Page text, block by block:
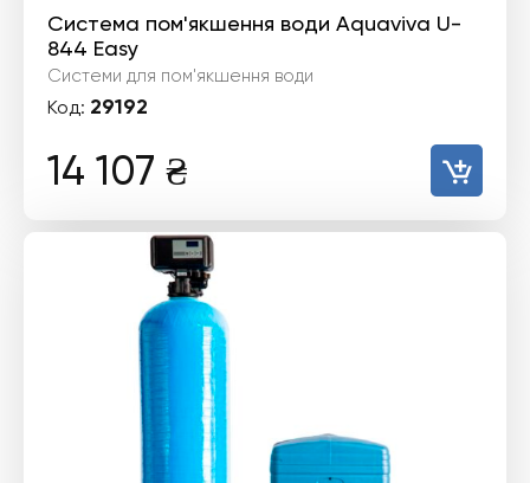
Система пом'якшення води Aquaviva U-
844 Easy
Системи для пом'якшення води
Код: 29192
14 107 ₴